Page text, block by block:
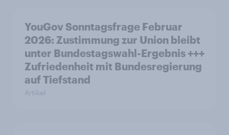
YouGov Sonntagsfrage Februar
2026: Zustimmung zur Union bleibt
unter Bundestagswahl-Ergebnis +++
Zufriedenheit mit Bundesregierung
auf Tiefstand
Artikel